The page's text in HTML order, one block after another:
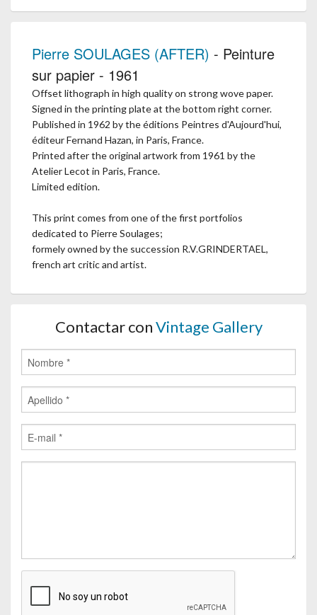
Pierre SOULAGES (AFTER) - Peinture
sur papier - 1961
Offset lithograph in high quality on strong wove paper.
Signed in the printing plate at the bottom right corner.
Published in 1962 by the éditions Peintres d'Aujourd'hui,
éditeur Fernand Hazan, in Paris, France.
Printed after the original artwork from 1961 by the
Atelier Lecot in Paris, France.
Limited edition.
This print comes from one of the first portfolios
dedicated to Pierre Soulages;
formely owned by the succession R.V.GRINDERTAEL,
french art critic and artist.
Contactar conVintage Gallery